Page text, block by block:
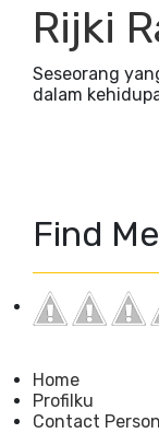
Rijki
Seseorang
dalam
Find Me
Home
Profilku
Contact Person